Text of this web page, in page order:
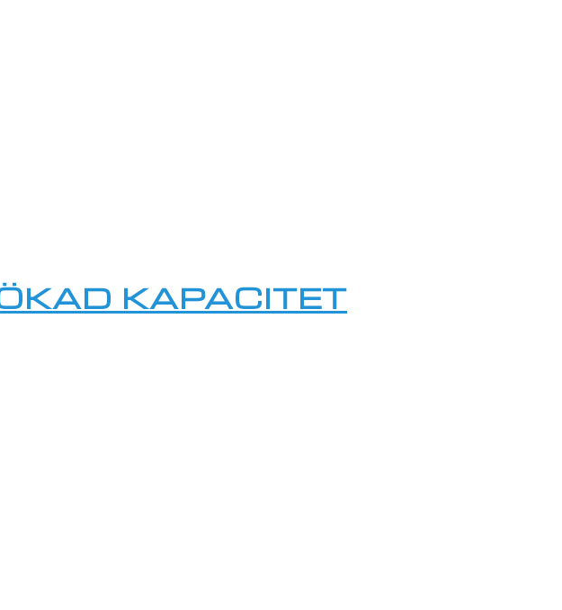
KAPACITET